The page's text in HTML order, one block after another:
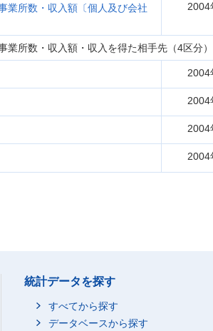
業所数・収入額〔個人及び会社
2004
業所数・収入額・収入を得た相手先（4区分
2004
2004
2004
2004
統計データを探す
すべてから探す
データベースから探す